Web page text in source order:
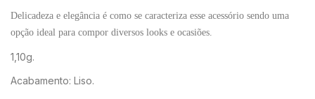
Delicadeza e elegância é como se caracteriza esse acessório sendo uma
opção ideal para compor diversos looks e ocasiões.
1,10g.
Acabamento: Liso.